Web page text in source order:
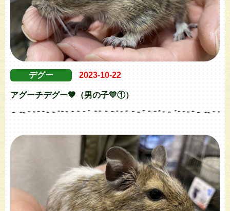
デグー 2023-10-22
アグーチデグー🤎（男の子💙①）